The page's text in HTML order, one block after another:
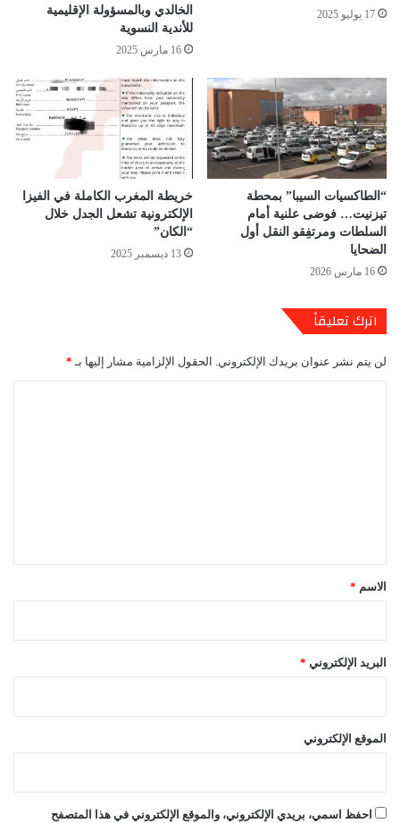
17 يوليو 2025
الخالدي وبالمسؤولة الإقليمية
للأندية النسوية
16 مارس 2025
“الطاكسيات السيبا” بمحطة
تيزنيت… فوضى علنية أمام
السلطات ومرتفِقو النقل أول
الضحايا
16 مارس 2026
خريطة المغرب الكاملة في الفيزا
الإلكترونية تشعل الجدل خلال
“الكان”
13 ديسمبر 2025
اترك تعليقاً
لن يتم نشر عنوان بريدك الإلكتروني. الحقول الإلزامية مشار إليها بـ *
*الاسم *
البريد الإلكتروني *
الموقع الإلكتروني
احفظ اسمي، بريدي الإلكتروني، والموقع الإلكتروني في هذا المتصفح